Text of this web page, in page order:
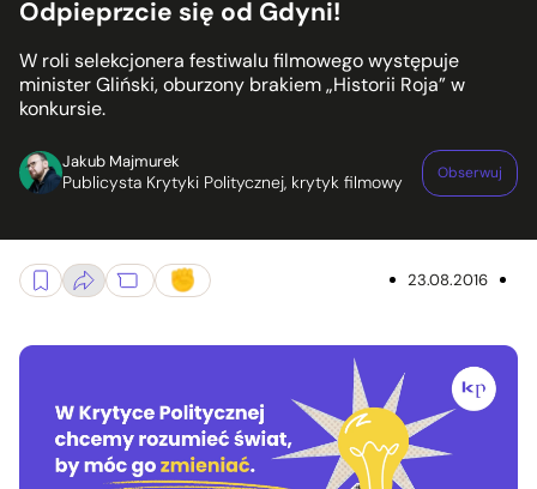
Odpieprzcie się od Gdyni!
W roli selekcjonera festiwalu filmowego występuje
minister Gliński, oburzony brakiem „Historii Roja” w
konkursie.
Jakub Majmurek
Publicysta Krytyki Politycznej, krytyk filmowy Obserwuj
23.08.2016